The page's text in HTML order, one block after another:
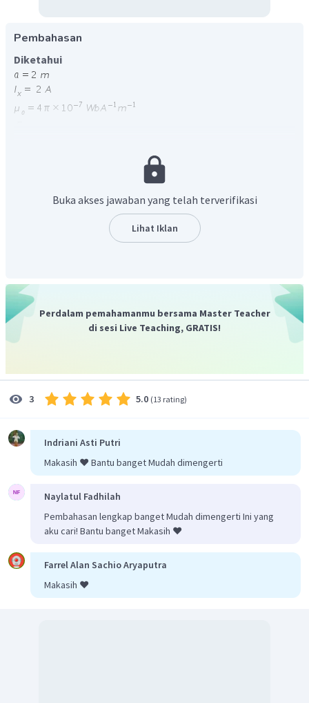
Pembahasan
Diketahui
Besar dan arah arus pada kawat y (
Pada kedua kawat terjadi gaya tolak menolak sehingga arah
Jadi, jawaban yang tepat adalah E.
Buka akses jawaban yang telah terverifikasi
Lihat Iklan
Perdalam pemahamanmu bersama Master Teacher
di sesi Live Teaching, GRATIS!
3 5.0 (13 rating)
Indriani Asti Putri
Makasih ❤️ Bantu banget Mudah dimengerti
Naylatul Fadhilah
Pembahasan lengkap banget Mudah dimengerti Ini yang
aku cari! Bantu banget Makasih ❤️
Farrel Alan Sachio Aryaputra
Makasih ❤️